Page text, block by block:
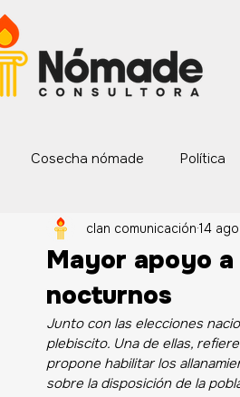
Cosecha nómade Política
Servicios nómade Exploración
Mayor apoyo
nocturnos
clan comunicación 14
Junto con las elecciones
plebiscito. Una de ellas,
propone habilitar los
sobre la disposición de la